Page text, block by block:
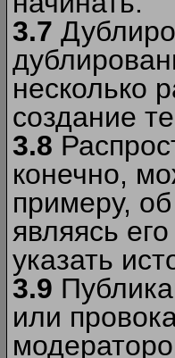
3.7
несколько
создание
3.8
конечно,
примеру,
являясь
указать
3.9
или